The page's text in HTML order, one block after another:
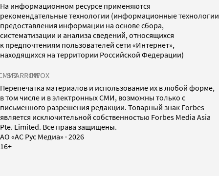
На информационном ресурсе применяются
рекомендательные технологии (информационные технологии
предоставления информации на основе сбора,
систематизации и анализа сведений, относящихся
к предпочтениям пользователей сети «Интернет»,
находящихся на территории Российской Федерации)
SPARROWINFOX
Перепечатка материалов и использование их в любой форме,
в том числе и в электронных СМИ, возможны только с
письменного разрешения редакции. Товарный знак Forbes
является исключительной собственностью Forbes Media Asia
Pte. Limited. Все права защищены.
AO «АС Рус Медиа» · 2026
16+